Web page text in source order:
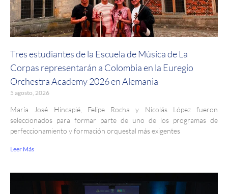
Tres estudiantes de la Escuela de Música de La
Corpas representarán a Colombia en la Euregio
Orchestra Academy 2026 en Alemania
5 agosto, 2026
María José Hincapié, Felipe Rocha y Nicolás López fueron
seleccionados para formar parte de uno de los programas de
perfeccionamiento y formación orquestal más exigentes
Leer Más